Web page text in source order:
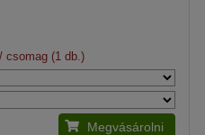
(1 db.)
Megvásárolni